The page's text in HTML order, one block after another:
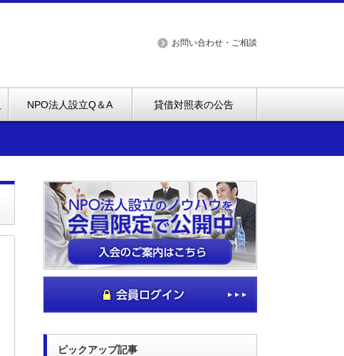
お問い合わせ・ご相談
NPO法人設立Q＆A 貸借対照表の公告
ピックアップ記事